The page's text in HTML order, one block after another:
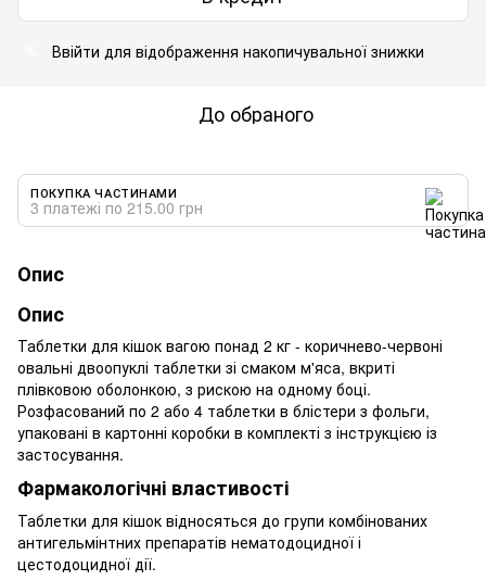
Ввійти для відображення накопичувальної знижки
До обраного
ПОКУПКА ЧАСТИНАМИ
3 платежі по 215.00 грн
Опис
Опис
Таблетки для кішок вагою понад 2 кг - коричнево-червоні
овальні двоопуклі таблетки зі смаком м'яса, вкриті
плівковою оболонкою, з рискою на одному боці.
Розфасований по 2 або 4 таблетки в блістери з фольги,
упаковані в картонні коробки в комплекті з інструкцією із
застосування.
Фармакологічні властивості
Таблетки для кішок відносяться до групи комбінованих
антигельмінтних препаратів нематодоцидної і
цестодоцидної дії.